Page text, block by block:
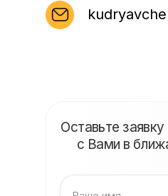
Оставьте
с Вами в